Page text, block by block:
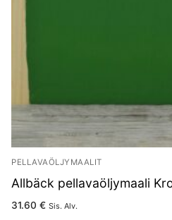
PELLAVAÖLJYMAALIT
Allbäck pellavaöljymaali
31.60 € Sis. Alv.